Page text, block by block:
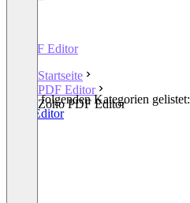
PDF Editor
Startseite
PDF Editor
Zoho PDF Editor
In den folgenden Kategorien gelistet:
PDF Editor